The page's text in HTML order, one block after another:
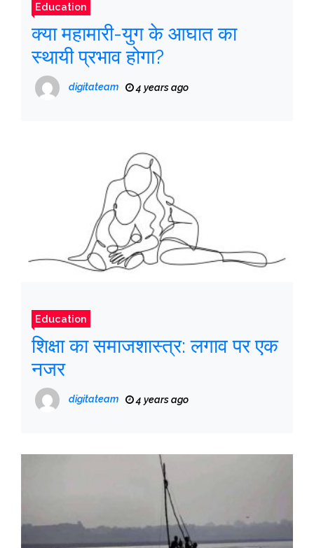
Education
क्या महामारी-युग के आघात का
स्थायी प्रभाव होगा?
digitateam 4 years ago
Education
शिक्षा का समाजशास्त्र: लगाव पर एक
नजर
digitateam 4 years ago